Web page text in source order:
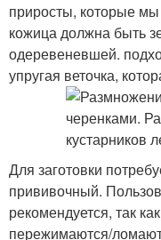
приросты, которые
кожица должна быть
одеревеневшей.
упругая веточка,
Для заготовки
прививочный.
рекомендуется, так
пережимаются/